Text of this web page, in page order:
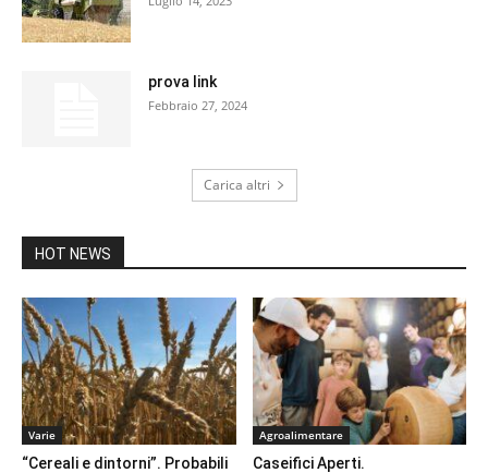
prova link
Febbraio 27, 2024
Carica altri
HOT NEWS
Varie
“Cereali e dintorni”. Probabili
Agroalimentare
Caseifici Aperti.